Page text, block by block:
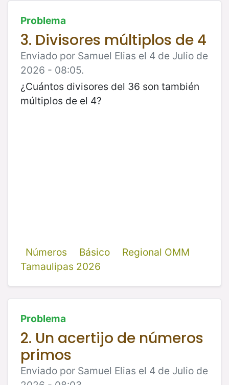
Problema
3. Divisores múltiplos de 4
Enviado por Samuel Elias el 4 de Julio de
2026 - 08:05.
¿Cuántos divisores del 36 son también
múltiplos de el 4?
Números Básico
Regional OMM
Tamaulipas 2026
Problema
2. Un acertijo de números
primos
Enviado por Samuel Elias el 4 de Julio de